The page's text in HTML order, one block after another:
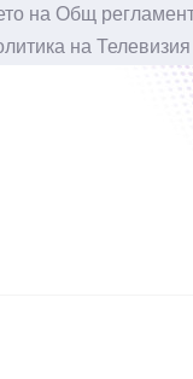
на Общ
на